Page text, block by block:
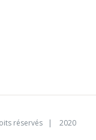
réservés | 2020